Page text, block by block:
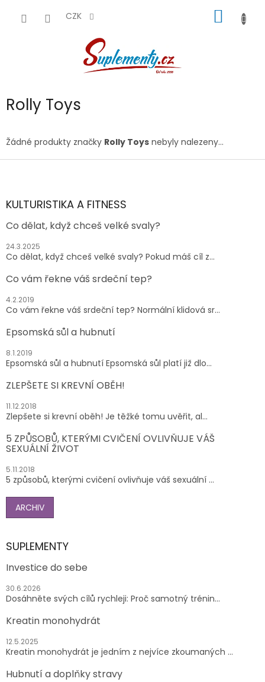
CZK
KOŠÍK
Rolly Toys
Žádné produkty značky Rolly Toys nebyly nalezeny...
Z
aKULTURISTIKA A FITNESS
Co dělat, když chceš velké svaly?
24.3.2025
Co dělat, když chceš velké svaly? Pokud máš cíl z...
Co vám řekne váš srdeční tep?
4.2.2019
Co vám řekne váš srdeční tep? Normální klidová sr...
Epsomská sůl a hubnutí
8.1.2019
Epsomská sůl a hubnutí Epsomská sůl platí již dlo...
ZLEPŠETE SI KREVNÍ OBĚH!
11.12.2018
Zlepšete si krevní oběh! Je těžké tomu uvěřit, al...
5 ZPŮSOBŮ, KTERÝMI CVIČENÍ OVLIVŇUJE VÁŠ
SEXUÁLNÍ ŽIVOT
5.11.2018
5 způsobů, kterými cvičení ovlivňuje váš sexuální ...
ARCHIV
SUPLEMENTY
Investice do sebe
30.6.2026
Dosáhněte svých cílů rychleji: Proč samotný trénin...
Kreatin monohydrát
12.5.2025
Kreatin monohydrát je jedním z nejvíce zkoumaných ...
Hubnutí a doplňky stravy